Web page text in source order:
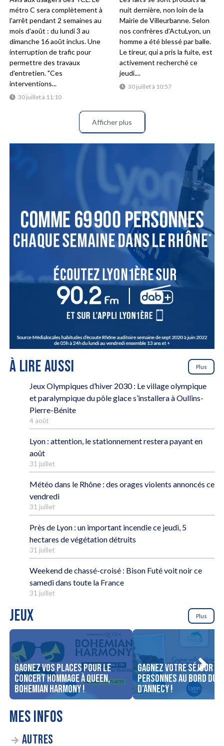
30 juillet à 11:10
métro C sera complètement à
l'arrêt pendant 2 semaines au
mois d'août : du lundi 3 au
dimanche 16 août inclus. Une
interruption de trafic pour
permettre des travaux
d'entretien. "Ces
interventions...
30 juillet à 10:57
nuit dernière, non loin de la
Mairie de Villeurbanne. Selon
nos confrères d'ActuLyon, un
homme a été blessé par balle.
Le tireur, qui a pris la fuite, est
activement recherché ce
jeudi....
Afficher plus
À LIRE AUSSI Plus
Jeux Olympiques d’hiver 2030 : Le village olympique
et paralympique du pôle glace s’installera à Oullins-
Pierre-Bénite
4 août
Lyon : attention, le stationnement restera payant en
août
31 juillet
Météo dans le Rhône : des orages violents annoncés ce
vendredi
31 juillet
Près de Lyon : un important incendie ce jeudi, 5
hectares de végétation détruits
31 juillet
Weekend de chassé-croisé : Bison Futé voit noir ce
samedi dans toute la France
31 juillet
JEUX Plus
Gagnez vos places pour le
concert Hommage à Queen,
Bohemian Harmony !
Gagnez votre séjour
personnes au bord du
d’Annecy !
MES INFOS
AUTRES